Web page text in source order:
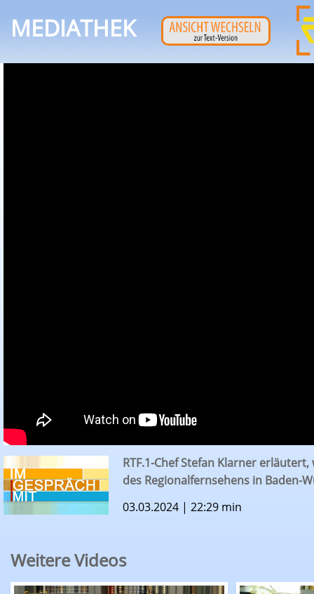
MEDIATHEK
RTF.1-Chef Stefan Klarner
des Regionalfernsehens in Baden-
03.03.2024 | 22:29 min
Weitere Videos